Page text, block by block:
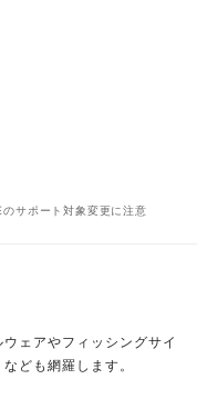
サポート対象変更に注意
ェアやフィッシングサイ
ども網羅します。